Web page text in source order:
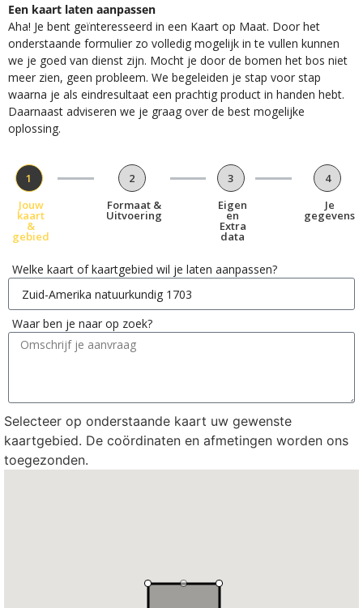
Een kaart laten aanpassen
Aha! Je bent geïnteresseerd in een Kaart op Maat. Door het
onderstaande formulier zo volledig mogelijk in te vullen kunnen
we je goed van dienst zijn. Mocht je door de bomen het bos niet
meer zien, geen probleem. We begeleiden je stap voor stap
waarna je als eindresultaat een prachtig product in handen hebt.
Daarnaast adviseren we je graag over de best mogelijke
oplossing.
1
Jouw
kaart
&
gebied
2
Formaat &
Uitvoering
3
Eigen
en
Extra
data
4
Je
gegevens
Welke kaart of kaartgebied wil je laten aanpassen?
Waar ben je naar op zoek?
Selecteer op onderstaande kaart uw gewenste
kaartgebied. De coördinaten en afmetingen worden ons
toegezonden.